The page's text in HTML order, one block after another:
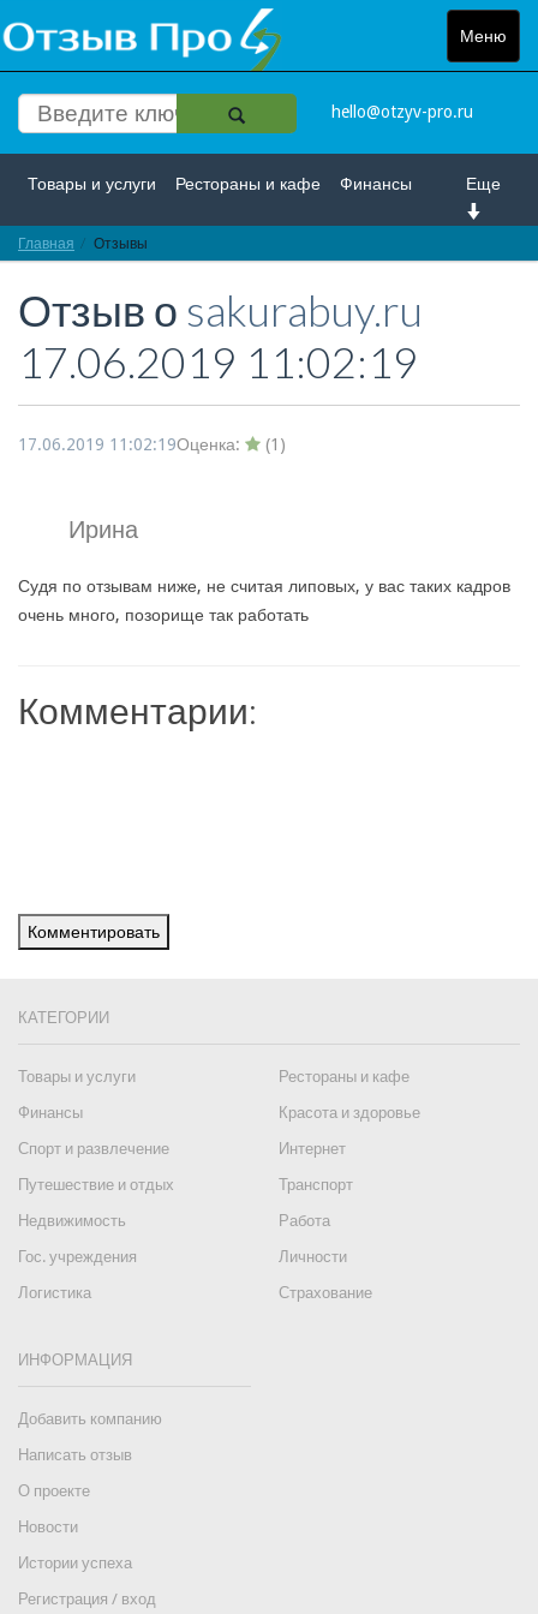
Меню
Toggle
hello@otzyv-pro.ru
Еще
Товары и услуги Рестораны и кафе Финансы
Красота и здоровье
Интернет Путешествие и отдых Транспорт
Недвижимость Работа Гос. учреждения
Главная Отзывы
Отзыв о sakurabuy.ru
17.06.2019 11:02:19
17.06.2019 11:02:19Оценка: (1 )
Ирина
Судя по отзывам ниже, не считая липовых, у вас таких кадров
очень много, позорище так работать
Комментарии:
Комментировать
КАТЕГОРИИ
Товары и услуги
Рестораны и кафе
Финансы
Красота и здоровье
Спорт и развлечение
Интернет
Путешествие и отдых
Транспорт
Недвижимость
Работа
Гос. учреждения
Личности
Логистика
Страхование
ИНФОРМАЦИЯ
Добавить компанию
Написать отзыв
О проекте
Новости
Истории успеха
Регистрация / вход